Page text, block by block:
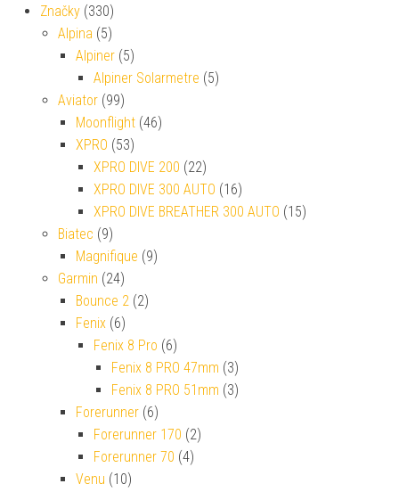
Značky (330)
Alpina (5)
Alpiner (5)
Alpiner Solarmetre (5)
Aviator (99)
Moonflight (46)
XPRO (53)
XPRO DIVE 200 (22)
XPRO DIVE 300 AUTO (16)
XPRO DIVE BREATHER 300 AUTO (15)
Biatec (9)
Magnifique (9)
Garmin (24)
Bounce 2 (2)
Fenix (6)
Fenix 8 Pro (6)
Fenix 8 PRO 47mm (3)
Fenix 8 PRO 51mm (3)
Forerunner (6)
Forerunner 170 (2)
Forerunner 70 (4)
Venu (10)